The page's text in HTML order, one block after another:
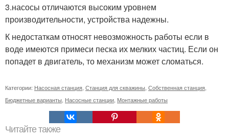
3.насосы отличаются высоким уровнем
производительности, устройства надежны.
К недостаткам относят невозможность работы если в
воде имеются примеси песка их мелких частиц. Если он
попадет в двигатель, то механизм может сломаться.
Категории: Насосная станция Станция для скважины Собственная станция
Бюджетные варианты Насосные станции Монтажные работы
Читайте также